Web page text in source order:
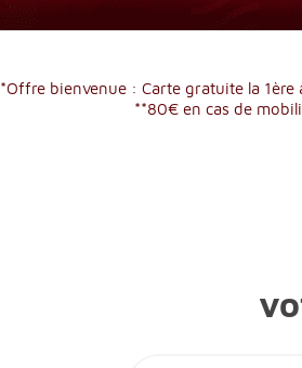
*Offre bienvenue : Carte gratuite la
**80€ en cas de